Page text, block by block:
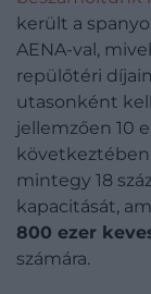
került a
AENA-val,
repülőtéri
utasonként
jellemzően 10
következtében
mintegy 18
kapacitását,
800 ezer
számára.